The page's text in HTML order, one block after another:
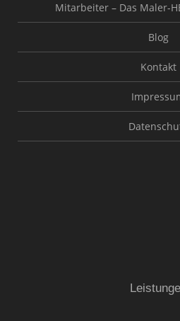
Mitarbeiter – Das Maler-
Blog
Kontakt